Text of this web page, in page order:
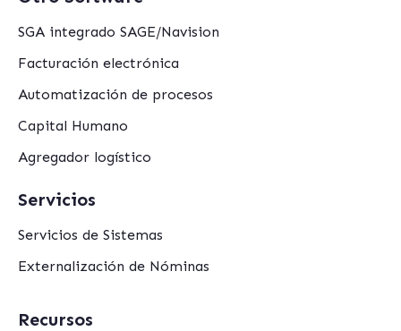
SGA integrado SAGE/Navision
Facturación electrónica
Automatización de procesos
Capital Humano
Agregador logístico
Servicios
Servicios de Sistemas
Externalización de Nóminas
Recursos